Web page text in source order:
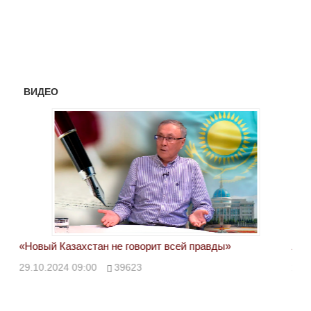
ВИДЕО
«Новый Казахстан не говорит всей правды»
29.10.2024 09:00 39623